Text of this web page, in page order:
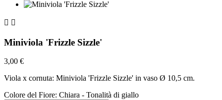
 
Miniviola 'Frizzle Sizzle'
3,00 €
Viola x cornuta: Miniviola 'Frizzle Sizzle' in vaso Ø 10,5 cm.
Colore del Fiore: Chiara - Tonalità di giallo